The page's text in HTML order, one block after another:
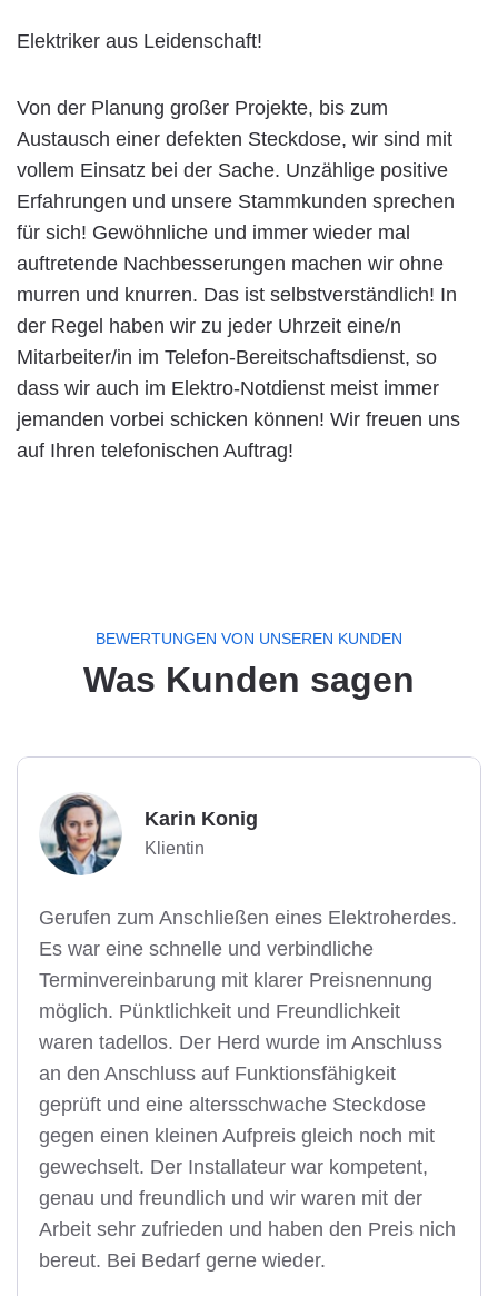
Elektriker aus Leidenschaft!
Von der Planung großer Projekte, bis zum
Austausch einer defekten Steckdose, wir sind mit
vollem Einsatz bei der Sache. Unzählige positive
Erfahrungen und unsere Stammkunden sprechen
für sich! Gewöhnliche und immer wieder mal
auftretende Nachbesserungen machen wir ohne
murren und knurren. Das ist selbstverständlich! In
der Regel haben wir zu jeder Uhrzeit eine/n
Mitarbeiter/in im Telefon-Bereitschaftsdienst, so
dass wir auch im Elektro-Notdienst meist immer
jemanden vorbei schicken können! Wir freuen uns
auf Ihren telefonischen Auftrag!
BEWERTUNGEN VON UNSEREN KUNDEN
Was Kunden sagen
Karin Konig
Klientin
Gerufen zum Anschließen eines Elektroherdes.
Es war eine schnelle und verbindliche
Terminvereinbarung mit klarer Preisnennung
möglich. Pünktlichkeit und Freundlichkeit
waren tadellos. Der Herd wurde im Anschluss
an den Anschluss auf Funktionsfähigkeit
geprüft und eine altersschwache Steckdose
gegen einen kleinen Aufpreis gleich noch mit
gewechselt. Der Installateur war kompetent,
genau und freundlich und wir waren mit der
Arbeit sehr zufrieden und haben den Preis nich
bereut. Bei Bedarf gerne wieder.